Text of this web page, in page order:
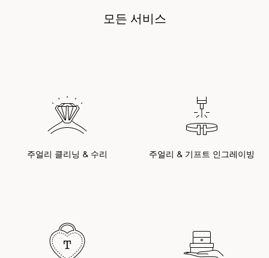
모든 서비스
주얼리 클리닝 & 수리 주얼리 & 기프트 인그레이빙